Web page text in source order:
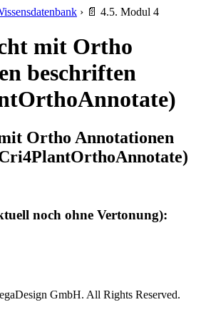
› 📄 4.5. Modul 4
mit Ortho
beschriften
Ortho Annotationen
noch ohne Vertonung):
GmbH. All Rights Reserved.